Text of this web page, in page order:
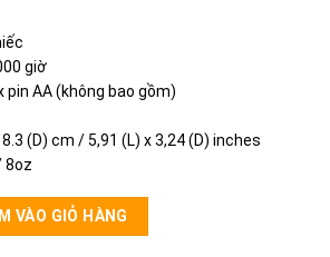
giờ
pin AA (không bao gồm)
(D) cm / 5,91 (L) x 3,24 (D) inches
8oz
9789 số lượng
VÀO GIỎ HÀNG